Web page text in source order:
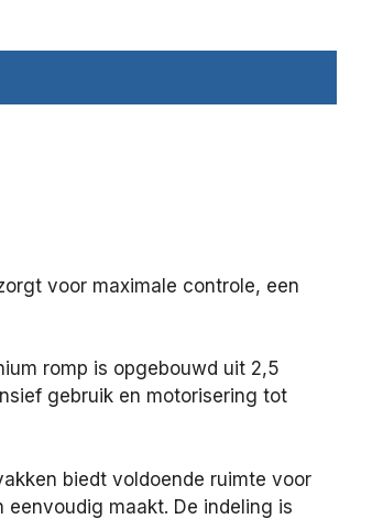
voor maximale controle, een
romp is opgebouwd uit 2,5
gebruik en motorisering tot
biedt voldoende ruimte voor
maakt. De indeling is